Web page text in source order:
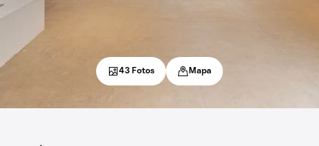
43 Fotos Mapa